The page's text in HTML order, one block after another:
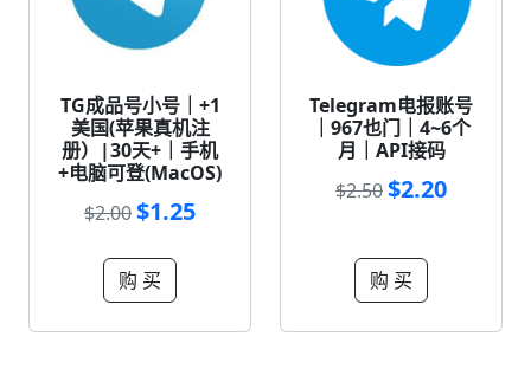
TG成品号小号｜+1
美国(苹果真机注
册）|30天+｜手机
+电脑可登(MacOS)
$2.00$1.25
购 买
Telegram电报账号
｜967也门｜4~6个
月｜API接码
$2.50$2.20
购 买